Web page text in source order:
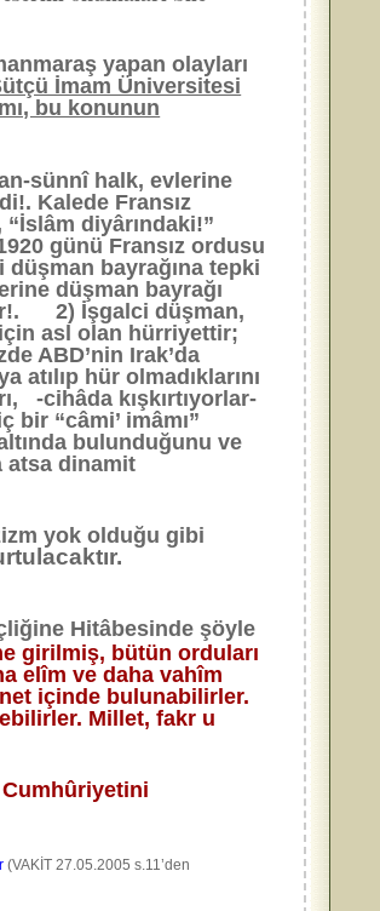
yapan olayları
İmam Üniversitesi
bu konunun
sünnî halk, evlerine
Kalede Fransız
“İslâm diyârındaki!”
günü Fransız ordusu
düşman bayrağına tepki
düşman bayrağı
2) İşgalci düşman,
için asl olan hürriyettir;
ABD’nin Irak’da
hür olmadıklarını
-cihâda kışkırtıyorlar-
“câmi’ imâmı”
bulunduğunu ve
atsa dinamit
yok olduğu gibi
Hitâbesinde şöyle
girilmiş, bütün orduları
elîm ve daha vahîm
içinde bulunabilirler.
Millet, fakr u
(VAKİT 27.05.2005 s.11’den